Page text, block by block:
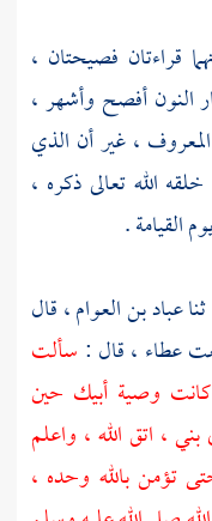
قراءتان فصيحتان ،
النون أفصح وأشهر ،
، غير أن الذي
الله تعالى ذكره ،
القيامة .
عباد بن العوام ،قال
عطاء ،قال : سألت
وصية أبيك حين
، اتق الله ، واعلم
تؤمن بالله وحده ،